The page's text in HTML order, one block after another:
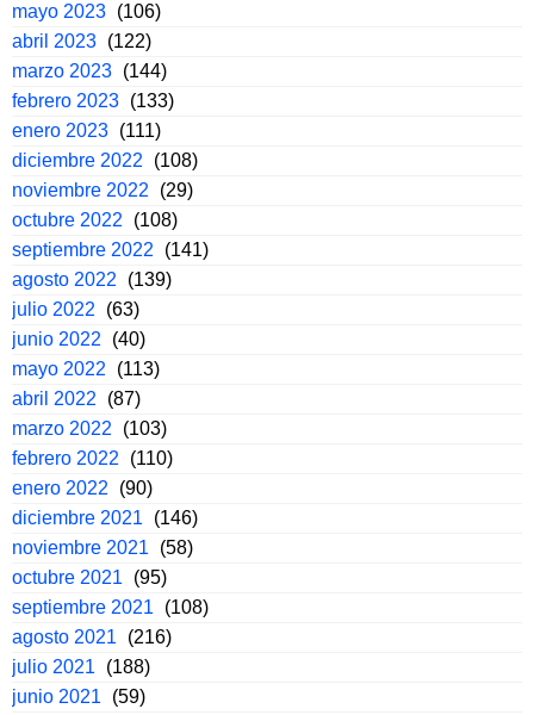
mayo 2023 (106)
abril 2023 (122)
marzo 2023 (144)
febrero 2023 (133)
enero 2023 (111)
diciembre 2022
(108)
noviembre 2022
(29)
octubre 2022
(108)
septiembre 2022
(141)
agosto 2022
(139)
julio 2022
(63)
junio 2022
(40)
mayo 2022
(113)
abril 2022
(87)
marzo 2022
(103)
febrero 2022
(110)
enero 2022
(90)
diciembre 2021
(146)
noviembre 2021
(58)
octubre 2021
(95)
septiembre 2021
(108)
agosto 2021
(216)
julio 2021
(188)
junio 2021
(59)